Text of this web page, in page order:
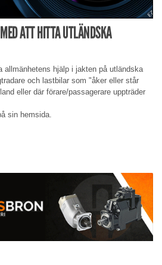
ATT HITTA UTLÄNDSKA
allmänhetens hjälp i jakten på utländska
och lastbilar som "åker eller står
eller där förare/passagerare uppträder
sin hemsida.